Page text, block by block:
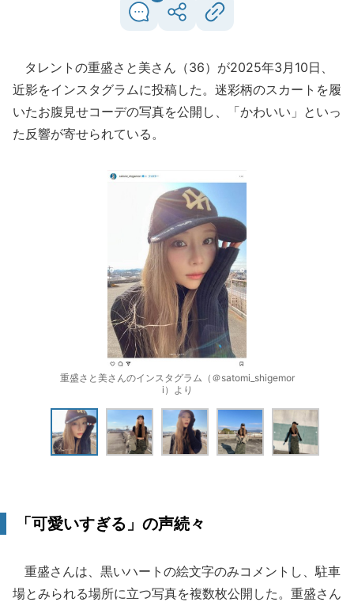
タレントの重盛さと美さん（36）が2025年3月10日、
近影をインスタグラムに投稿した。迷彩柄のスカートを履
いたお腹見せコーデの写真を公開し、「かわいい」といっ
た反響が寄せられている。
重盛さと美さんのインスタグラム（＠satomi_shigemor
i）より
「可愛いすぎる」の声続々
重盛さんは、黒いハートの絵文字のみコメントし、駐車
場とみられる場所に立つ写真を複数枚公開した。重盛さん